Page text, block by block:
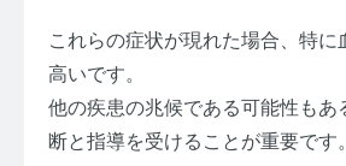
これらの症状が現れた場合、特に
高いです。
他の疾患の兆候である可能性もあ
断と指導を受けることが重要です。